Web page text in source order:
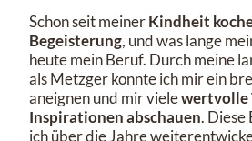
Schon seit meinerKindheit
Begeisterung, und was lange
heute mein Beruf. Durch meine
als Metzger konnte ich mir ein
aneignen und mir vielewertvolle
Inspirationen abschauen. Diese
ich über die Jahre